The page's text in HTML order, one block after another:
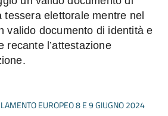
tessera elettorale mentre nel
valido documento di identità e
recante l’attestazione
EUROPEO 8 E 9 GIUGNO 2024